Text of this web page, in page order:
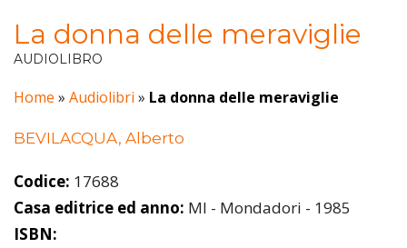
La donna delle meraviglie
AUDIOLIBRO
Home » Audiolibri » La donna delle meraviglie
BEVILACQUA, Alberto
Codice: 17688
Casa editrice ed anno: MI - Mondadori - 1985
ISBN: